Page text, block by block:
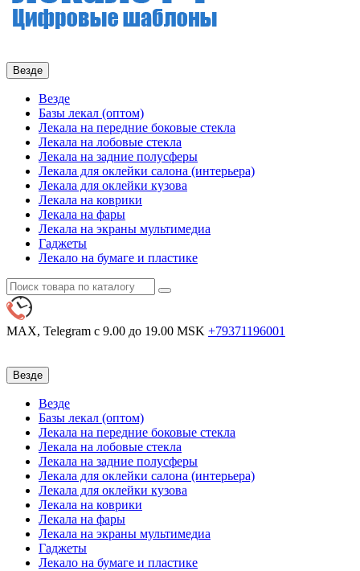
Везде
Везде
Базы лекал (оптом)
Лекала на передние боковые стекла
Лекала на лобовые стекла
Лекала на задние полусферы
Лекала для оклейки салона (интерьера)
Лекала для оклейки кузова
Лекала на коврики
Лекала на фары
Лекала на экраны мультимедиа
Гаджеты
Лекало на бумаге и пластике
MAX, Telegram с 9.00 до 19.00 MSK +79371196001
Везде
Везде
Базы лекал (оптом)
Лекала на передние боковые стекла
Лекала на лобовые стекла
Лекала на задние полусферы
Лекала для оклейки салона (интерьера)
Лекала для оклейки кузова
Лекала на коврики
Лекала на фары
Лекала на экраны мультимедиа
Гаджеты
Лекало на бумаге и пластике